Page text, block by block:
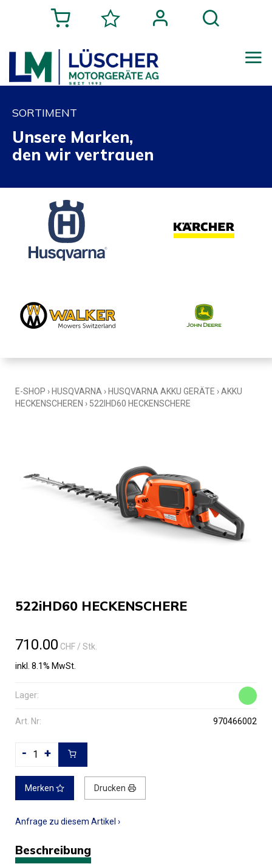
SORTIMENT
Unsere Marken,
den wir vertrauen
E-SHOP › HUSQVARNA › HUSQVARNA AKKU GERÄTE ›AKKU
HECKENSCHEREN › 522IHD60 HECKENSCHERE
522iHD60 HECKENSCHERE
710.00 CHF/ Stk.
inkl. 8.1% MwSt.
Lager:
Art. Nr: 970466002
- +
Merken Drucken
Anfrage zu diesem Artikel ›
Beschreibung